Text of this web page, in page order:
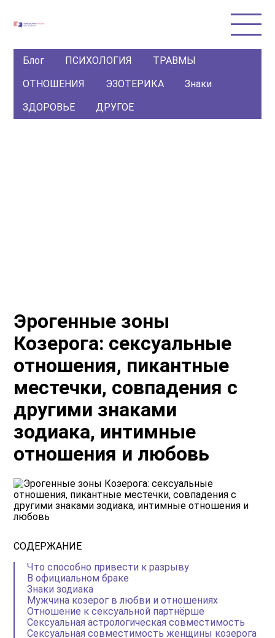
Блог ПСИХОЛОГИЯ
ТРАВМЫ
ОТНОШЕНИЯ
ЭЗОТЕРИКА
Знаки
ЗДОРОВЬЕ
ДРУГОЕ
Эрогенные зоны
Козерога: сексуальные
отношения, пикантные
местечки, совпадения с
другими знаками
зодиака, интимные
отношения и любовь
СОДЕРЖАНИЕ
Что способно привести к разрыву
В официальном браке
Знаки зодиака
Мужчина козерог в любви и отношениях
Отношение к сексуальной партнёрше
Сексуальная астрологическая совместимость
Сексуальная совместимость женщины козерога